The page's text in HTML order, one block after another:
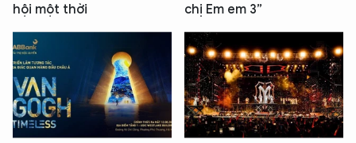
hội một thời
chị Em em 3”